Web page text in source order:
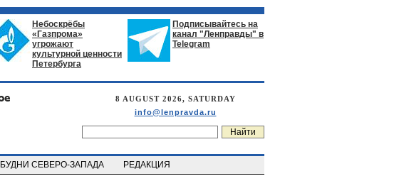
Небоскрёбы
«Газпрома»
угрожают
культурной ценности
Петербурга
Подписывайтесь на
канал "Ленправды" в
Telegram
8 AUGUST 2026, SATURDAY
info@lenpravda.ru
БУДНИ СЕВЕРО-ЗАПАДА РЕДАКЦИЯ